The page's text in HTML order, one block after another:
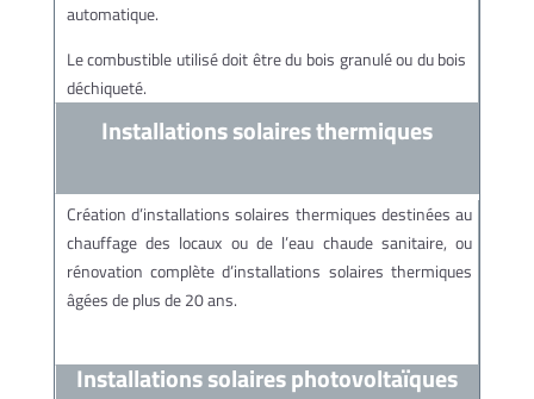
automatique.
Le combustible utilisé doit être du bois granulé ou du bois
déchiqueté.
Installations solaires thermiques
Création d’installations solaires thermiques destinées au
chauffage des locaux ou de l’eau chaude sanitaire, ou
rénovation complète d’installations solaires thermiques
âgées de plus de 20 ans.
Installations solaires photovoltaïques